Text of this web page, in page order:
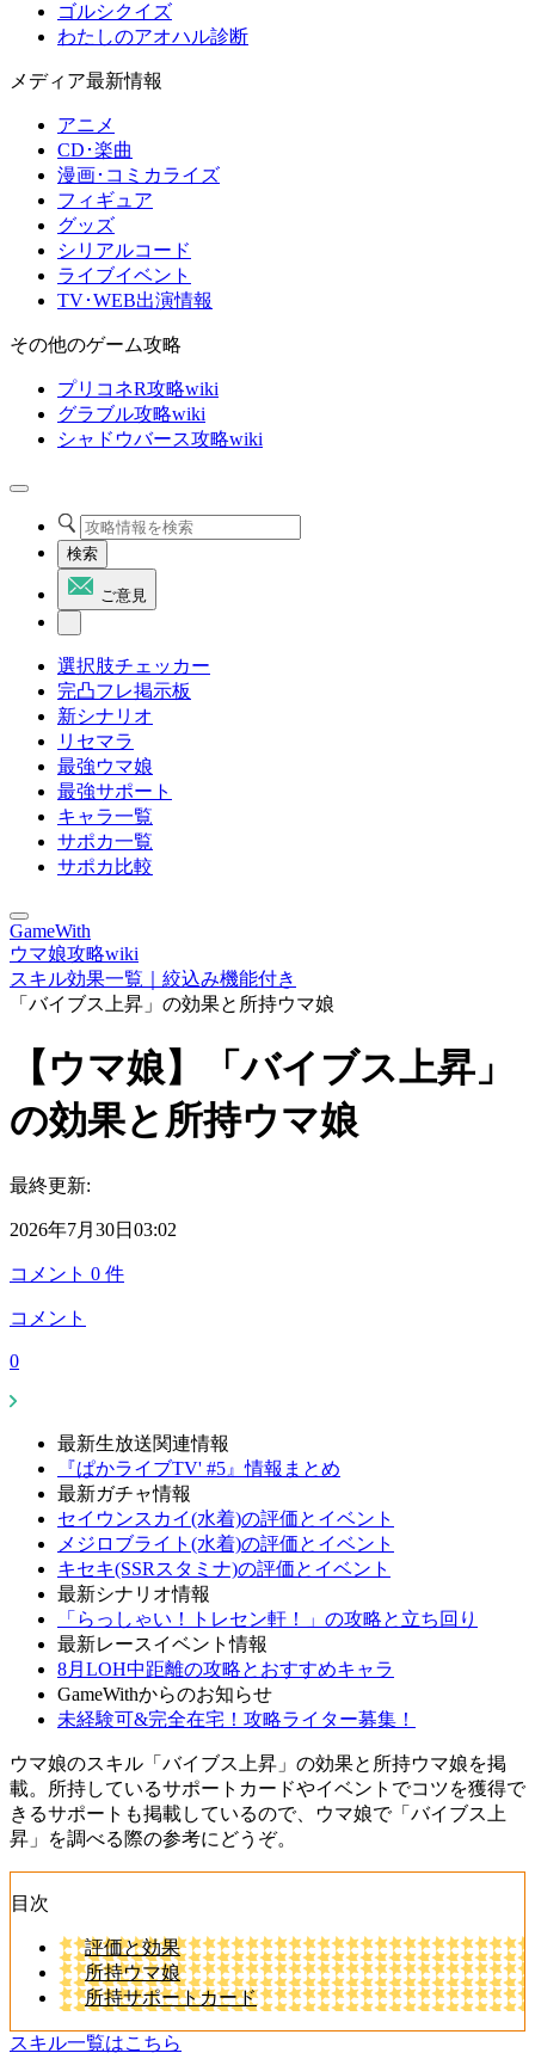
ゴルシクイズ
わたしのアオハル診断
メディア最新情報
アニメ
CD･楽曲
漫画･コミカライズ
フィギュア
グッズ
シリアルコード
ライブイベント
TV･WEB出演情報
その他のゲーム攻略
プリコネR攻略wiki
グラブル攻略wiki
シャドウバース攻略wiki
検索
ご意見
選択肢チェッカー
完凸フレ掲示板
新シナリオ
リセマラ
最強ウマ娘
最強サポート
キャラ一覧
サポカ一覧
サポカ比較
GameWith
ウマ娘攻略wiki
スキル効果一覧｜絞込み機能付き
「バイブス上昇」の効果と所持ウマ娘
【ウマ娘】「バイブス上昇」
の効果と所持ウマ娘
最終更新:
2026年7月30日03:02
コメント 0 件
コメント
0
最新生放送関連情報
『ぱかライブTV' #5』情報まとめ
最新ガチャ情報
セイウンスカイ(水着)の評価とイベント
メジロブライト(水着)の評価とイベント
キセキ(SSRスタミナ)の評価とイベント
最新シナリオ情報
「らっしゃい！トレセン軒！」の攻略と立ち回り
最新レースイベント情報
8月LOH中距離の攻略とおすすめキャラ
GameWithからのお知らせ
未経験可&完全在宅！攻略ライター募集！
ウマ娘のスキル「バイブス上昇」の効果と所持ウマ娘を掲
載。所持しているサポートカードやイベントでコツを獲得で
きるサポートも掲載しているので、ウマ娘で「バイブス上
昇」を調べる際の参考にどうぞ。
目次
評価と効果
所持ウマ娘
所持サポートカード
スキル一覧はこちら